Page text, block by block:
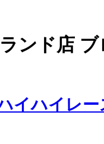
ランド店
イハイレ